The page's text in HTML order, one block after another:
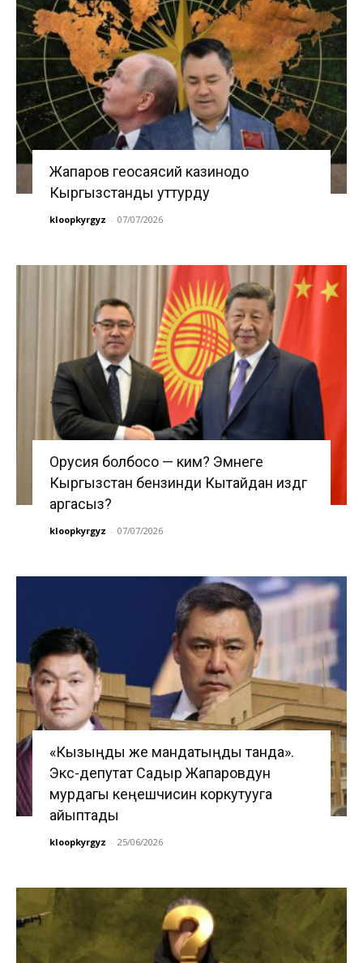
Жапаров геосаясий казинодо
Кыргызстанды уттурду
kloopkyrgyz - 07/07/2026
Орусия болбосо — ким? Эмнеге
Кыргызстан бензинди Кытайдан издөөгө
аргасыз?
kloopkyrgyz - 07/07/2026
«Кызыңды же мандатыңды танда».
Экс-депутат Садыр Жапаровдун
мурдагы кеңешчисин коркутууга
айыптады
kloopkyrgyz - 25/06/2026